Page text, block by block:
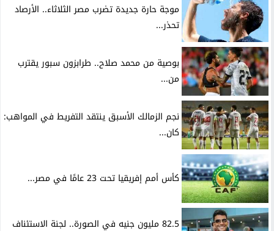
موجة حارة جديدة تضرب مصر الثلاثاء.. الأرصاد
تحذر...
بوصية من محمد صلاح.. طرابزون سبور يقترب
من...
نجم الزمالك الأسبق ينتقد التفريط في المواهب:
كان...
كأس أمم إفريقيا تحت 23 عامًا في مصر...
82.5 مليون جنيه في الصورة.. لجنة الاستئناف